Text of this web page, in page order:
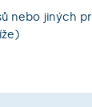
nebo jiných